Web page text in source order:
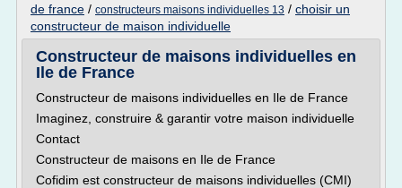
de france / constructeurs maisons individuelles 13 / choisir un
constructeur de maison individuelle
Constructeur de maisons individuelles en
Ile de France
Constructeur de maisons individuelles en Ile de France
Imaginez, construire & garantir votre maison individuelle
Contact
Constructeur de maisons en Ile de France
Cofidim est constructeur de maisons individuelles (CMI)